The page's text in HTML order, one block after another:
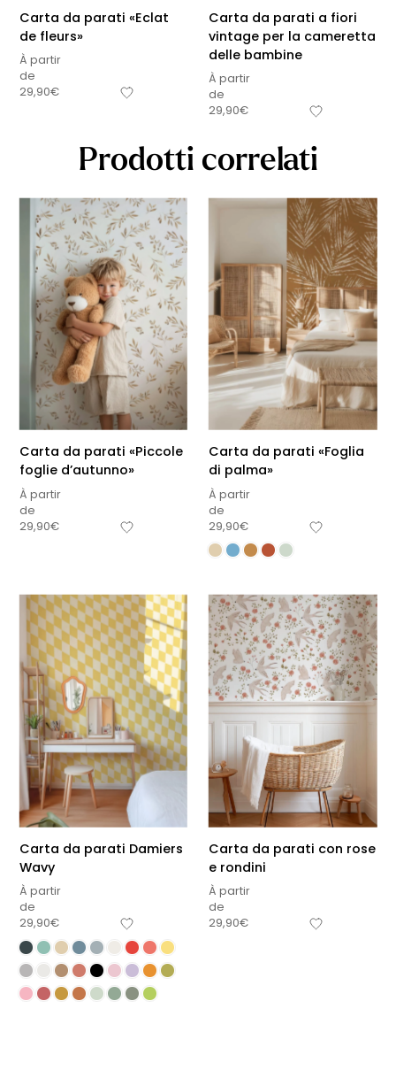
Sous-total
Carta da parati «Eclat
de fleurs»
À partir
de
29,90€
Carta da parati a fiori
vintage per la cameretta
delle bambine
À partir
de
29,90€
Prodotti correlati
Carta da parati «Piccole
foglie d’autunno»
À partir
de
29,90€
Carta da parati «Foglia
di palma»
À partir
de
29,90€
Carta da parati Damiers
Wavy
À partir
de
29,90€
Carta da parati con rose
e rondini
À partir
de
29,90€